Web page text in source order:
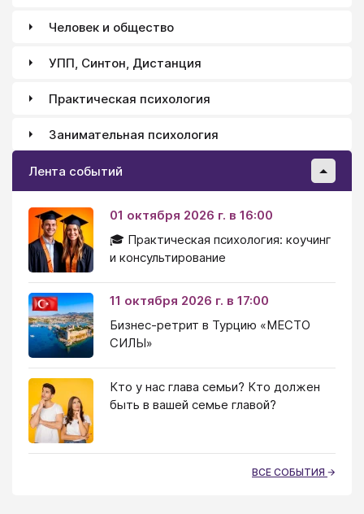
Человек и общество
УПП, Синтон, Дистанция
Практическая психология
Занимательная психология
Лента событий
01 октября 2026 г. в 16:00
🎓 Практическая психология: коучинг
и консультирование
11 октября 2026 г. в 17:00
Бизнес-ретрит в Турцию «МЕСТО
СИЛЫ»
Кто у нас глава семьи? Кто должен
быть в вашей семье главой?
ВСЕ СОБЫТИЯ